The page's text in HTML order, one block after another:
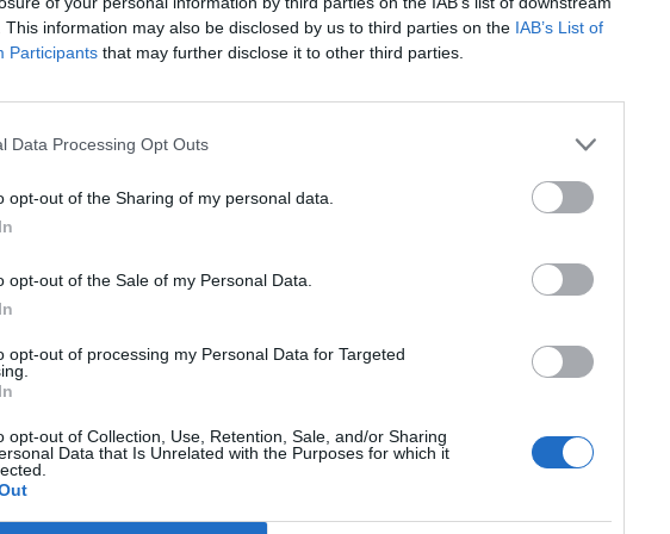
This information may also be disclosed by us to third parties on the IAB’s List of
Participants that may further disclose it to other third parties.
Data Processing Opt Outs
opt-out of the Sharing of my personal data.
opt-out of the Sale of my Personal Data.
opt-out of processing my Personal Data for Targeted
opt-out of Collection, Use, Retention, Sale, and/or Sharing
Data that Is Unrelated with the Purposes for which it
futótűzszerű fertőzés ütötte fel a fejét Magyarországon, megjelentek olyan
jelent meg a kábítószer. Ez egy nyereségvágyból elkövetett mérgezés, hogy
Egy gyorsan felépült hálózatot kell visszanyesni....
cikkarchívum
elmúlt 2 év napon belüli
Előfizetés